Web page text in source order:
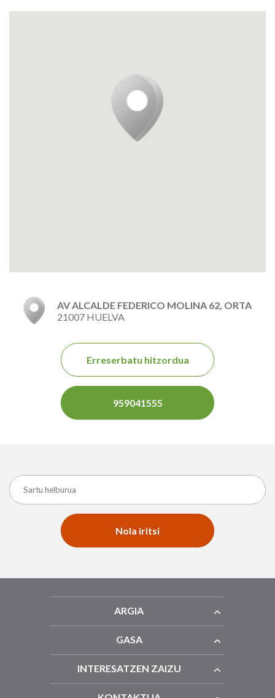
AV ALCALDE FEDERICO MOLINA 62, ORTA
21007 HUELVA
Erreserbatu hitzordua
959041555
Nola iritsi
ARGIA
GASA
INTERESATZEN ZAIZU